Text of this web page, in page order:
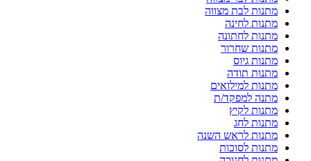
מתנות לבת מצווה
מתנות לחינה
מתנות לחתונה
מתנות שחרור
מתנות גיוס
מתנות תודה
מתנות למילואים
מתנה למפקד/ת
מתנות לקיץ
מתנות לחג
מתנות לראש השנה
מתנות לסוכות